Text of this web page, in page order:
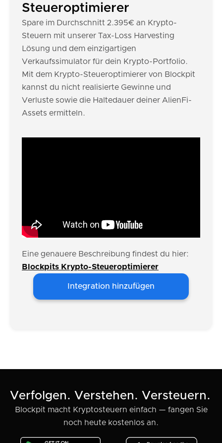
Steueroptimierer
Spare im Durchschnitt 2.395€ an Krypto-
Steuern mit unserer Tax-Loss Harvesting
Lösung und dem einzigartigen
Verkaufssimulator für dein Krypto-Portfolio.
Mit dem Krypto-Steueroptimierer von Blockpit
kannst du nicht realisierte Gewinne und
Verluste sowie die Haltedauer deiner AlienFi-
Assets ermitteln.
Eine genauere Beschreibung findest du hier:
Blockpits Krypto-Steueroptimierer
Integration hinzufügen
Verfolgen. Verstehen. Versteuern.
Blockpit macht Kryptosteuern einfach — fangen Sie
noch heute kostenlos an.